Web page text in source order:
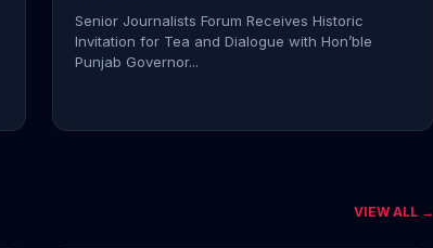
Senior Journalists Forum Receives Historic
Invitation for Tea and Dialogue with Hon’ble
Punjab Governor...
VIEW ALL →